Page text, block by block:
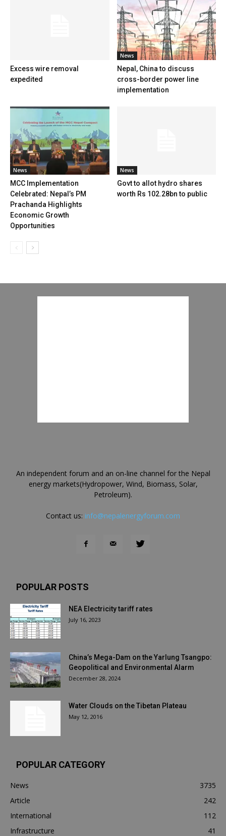
Excess wire removal
expedited
News
Nepal, China to discuss
cross-border power line
implementation
News
MCC Implementation
Celebrated: Nepal’s PM
Prachanda Highlights
Economic Growth
Opportunities
News
Govt to allot hydro shares
worth Rs 102.28bn to public
An independent forum and an on-line channel for the Nepal
energy markets(Hydropower, Wind, Biomass, Solar,
Petroleum).
Contact us: info@nepalenergyforum.com
POPULAR POSTS
NEA Electricity tariff rates
July 16, 2023
China’s Mega-Dam on the Yarlung Tsangpo:
Geopolitical and Environmental Alarm
December 28, 2024
Water Clouds on the Tibetan Plateau
May 12, 2016
POPULAR CATEGORY
News
3735
Article
242
International
112
Infrastructure
41